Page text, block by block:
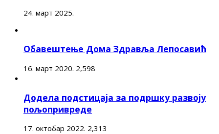
24. март 2025.
Обавештење Дома Здравља Лепосавић
16. март 2020. 2,598
Додела подстицаја за подршку развоју
пољопривреде
17. октобар 2022. 2,313